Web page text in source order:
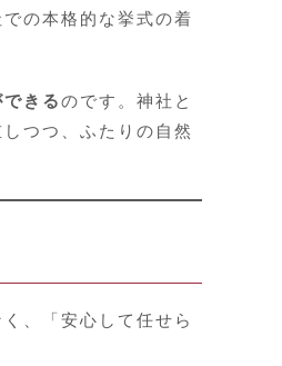
の本格的な挙式の着
きるのです。神社と
つつ、ふたりの自然
、「安心して任せら